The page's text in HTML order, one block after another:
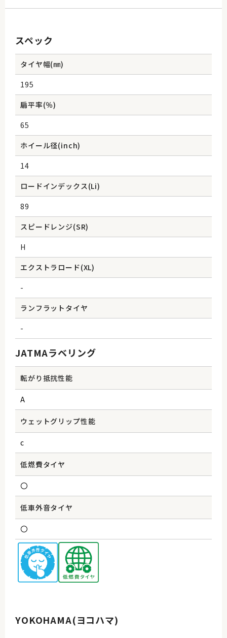
スペック
タイヤ幅(㎜)
195
扁平率(％)
65
ホイール径(inch)
14
ロードインデックス(Li)
89
スピードレンジ(SR)
H
エクストラロード(XL)
-
ランフラットタイヤ
-
JATMAラベリング
転がり抵抗性能
A
ウェットグリップ性能
c
低燃費タイヤ
〇
低車外音タイヤ
〇
YOKOHAMA(ヨコハマ)